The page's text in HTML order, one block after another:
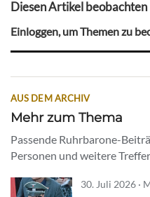
Diesen Artikel beobachten
Einloggen, um Themen zu
AUS DEM ARCHIV
Mehr zum Thema
Passende Ruhrbarone-
Personen und weitere
30. Juli 2026 ·